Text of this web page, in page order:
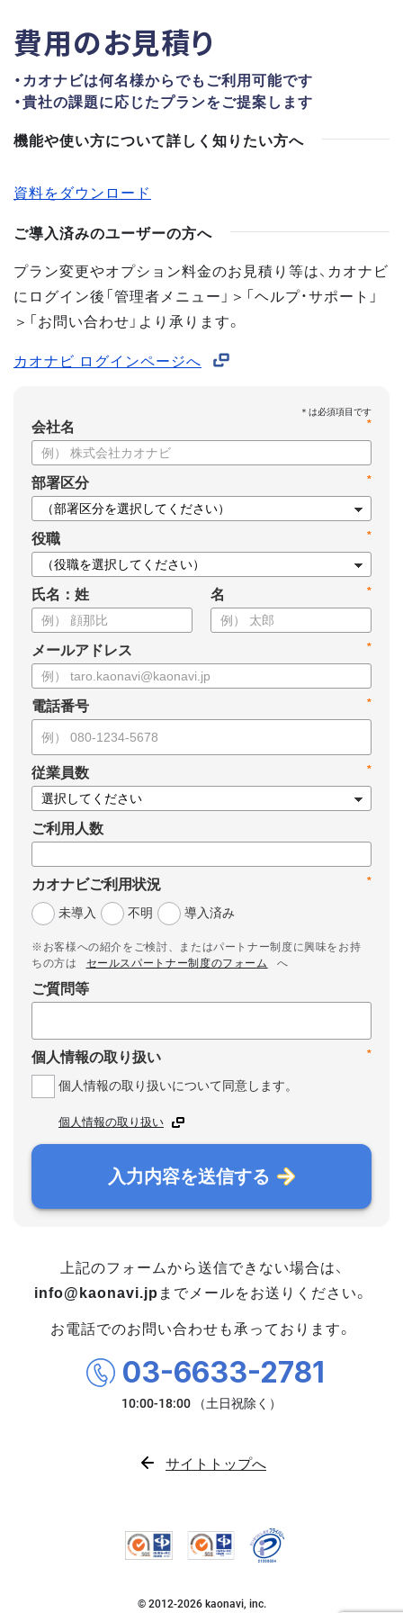
費用のお見積り
・カオナビは何名様からでもご利用可能です
・貴社の課題に応じたプランをご提案します
機能や使い方について詳しく知りたい方へ
資料をダウンロード
ご導入済みのユーザーの方へ
プラン変更やオプション料金のお見積り等は、カオナビ
にログイン後「管理者メニュー」＞「ヘルプ・サポート」
＞「お問い合わせ」より承ります。
カオナビ ログインページへ
*
会社名
*
部署区分
*
役職
氏名：姓 *
名
*
メールアドレス
*
電話番号
*
従業員数
ご利用人数
*
カオナビご利用状況
未導入
不明 導入済み
※お客様への紹介をご検討、またはパートナー制度に興味をお持
ちの方は
セールスパートナー制度のフォーム へ
ご質問等
*
個人情報の取り扱い
個人情報の取り扱いについて同意します。
個人情報の取り扱い
入力内容を送信する
上記のフォームから送信できない場合は、
info@kaonavi.jp までメールをお送りください。
お電話でのお問い合わせも承っております。
03-6633-2781
サイトトップへ
© 2012-2026kaonavi, inc.